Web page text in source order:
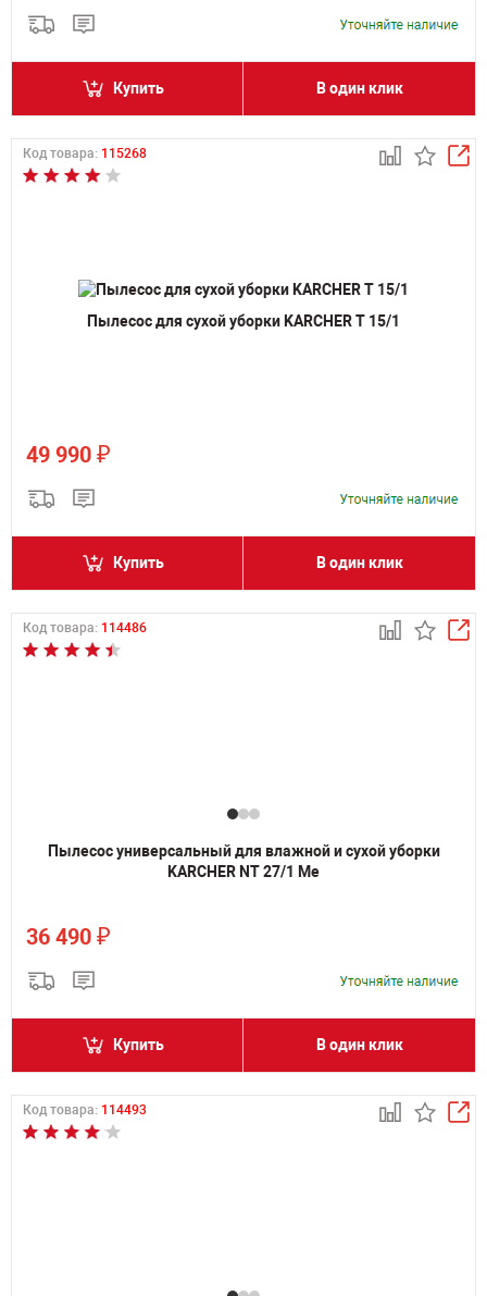
Купить В один клик
Код товара: 115268
Пылесос для сухой уборки KARCHER T 15/1
49 990 ₽
Купить В один клик
Код товара: 114486
Пылесос универсальный для влажной и сухой уборки
KARCHER NT 27/1 Me
36 490 ₽
Купить В один клик
Код товара: 114493